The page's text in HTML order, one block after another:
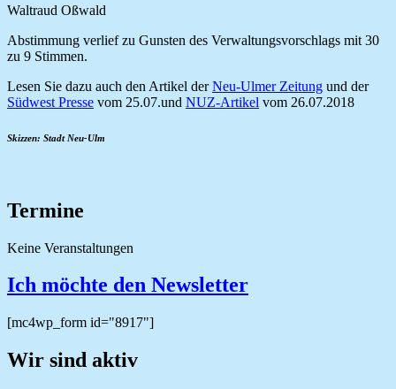
Waltraud Oßwald
Abstimmung verlief zu Gunsten des Verwaltungsvorschlags mit 30
zu 9 Stimmen.
Lesen Sie dazu auch den Artikel derNeu-Ulmer Zeitung und der
Südwest Presse vom 25.07.und NUZ-Artikel vom 26.07.2018
Skizzen: Stadt Neu-Ulm
Termine
Keine Veranstaltungen
Ich möchte den Newsletter
[mc4wp_form id="8917"]
Wir sind aktiv